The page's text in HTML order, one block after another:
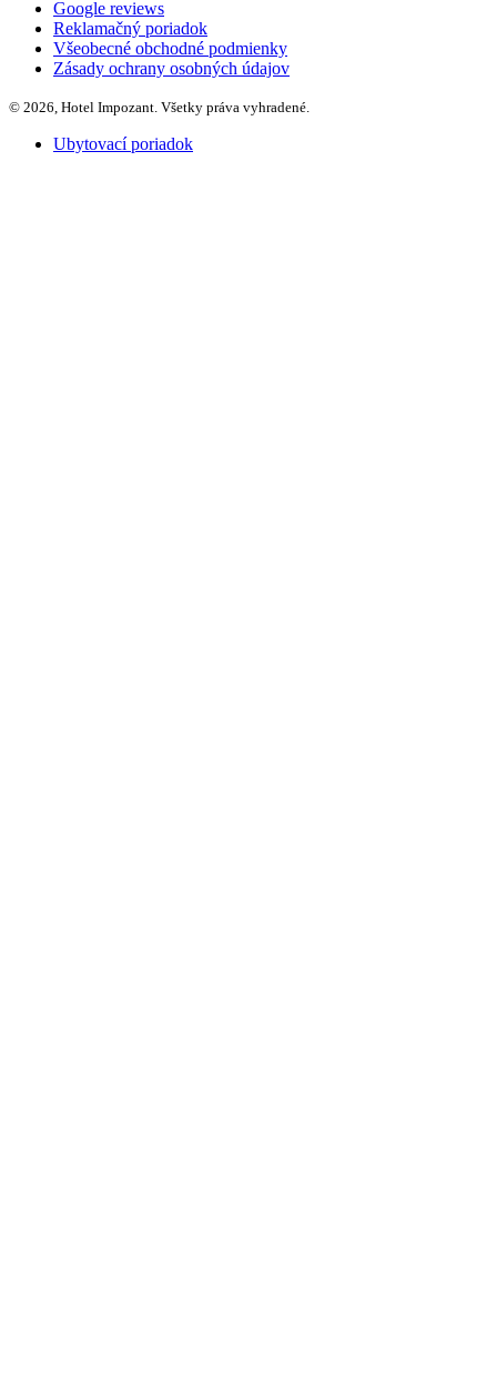
Google reviews
Reklamačný poriadok
Všeobecné obchodné podmienky
Zásady ochrany osobných údajov
© 2026, Hotel Impozant. Všetky práva vyhradené.
Ubytovací poriadok